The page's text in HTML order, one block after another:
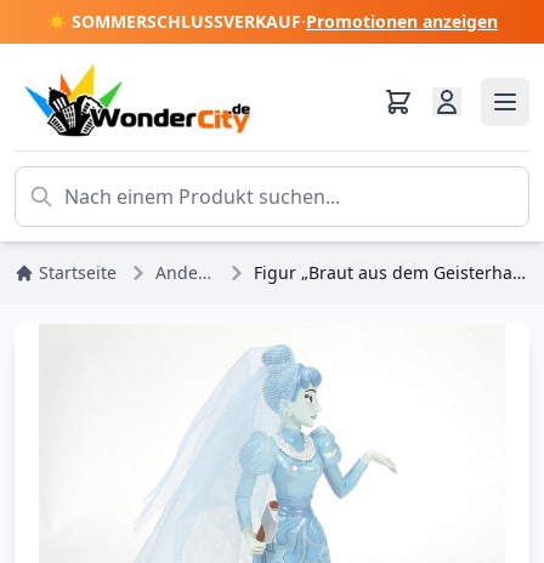
☀️ SOMMERSCHLUSSVERKAUF·Promotionen anzeigen
Startseite Andere Disney Figur „Braut aus dem Geisterhaus“ – DISNEY TRADITIONS